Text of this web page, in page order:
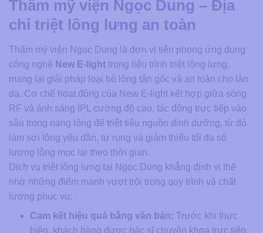
Thẩm mỹ viện Ngọc Dung – Địa
chỉ triệt lông lưng an toàn
Thẩm mỹ viện Ngọc Dung là đơn vị tiên phong ứng dụng
công nghệ New E-light trong liệu trình triệt lông lưng,
mang lại giải pháp loại bỏ lông tận gốc và an toàn cho làn
da. Cơ chế hoạt động của New E-light kết hợp giữa sóng
RF và ánh sáng IPL cường độ cao, tác động trực tiếp vào
sâu trong nang lông để triệt tiêu nguồn dinh dưỡng, từ đó
làm sợi lông yếu dần, tự rụng và giảm thiểu tối đa số
lượng lông mọc lại theo thời gian.
Dịch vụ triệt lông lưng tại Ngọc Dung khẳng định vị thế
nhờ những điểm mạnh vượt trội trong quy trình và chất
lượng phục vụ:
Cam kết hiệu quả bằng văn bản: Trước khi thực
hiện, khách hàng được bác sĩ chuyên khoa trực tiếp